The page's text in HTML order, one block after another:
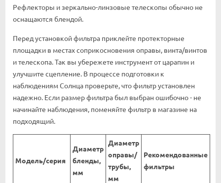
Рефлекторы и зеркально-линзовые телескопы обычно не
оснащаются блендой.
Перед установкой фильтра приклейте протекторные
площадки в местах соприкосновения оправы, винта/винтов
и телескопа. Так вы убережете инструмент от царапин и
улучшите сцепление. В процессе подготовки к
наблюдениям Солнца проверьте, что фильтр установлен
надежно. Если размер фильтра был выбран ошибочно - не
начинайте наблюдения, поменяйте фильтр в магазине на
подходящий.
Модель/серия
Диаметр
бленды,
мм
Диаметр
оправы/
трубы,
мм
Рекомендованные
фильтры